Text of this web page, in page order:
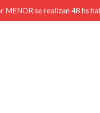
MENOR se realizan 48